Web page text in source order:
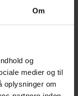
Om
og
medier og til
oplysninger om